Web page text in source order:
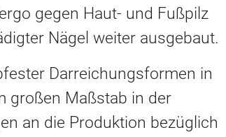
gegen Haut- und Fußpilz
Nägel weiter ausgebaut.
Darreichungsformen in
großen Maßstab in der
an die Produktion bezüglich